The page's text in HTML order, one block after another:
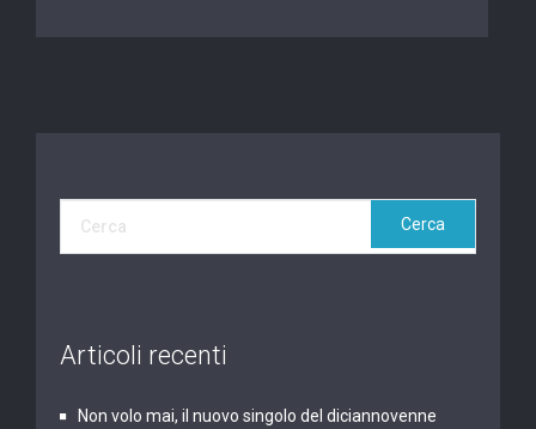
Articoli recenti
Non volo mai, il nuovo singolo del diciannovenne